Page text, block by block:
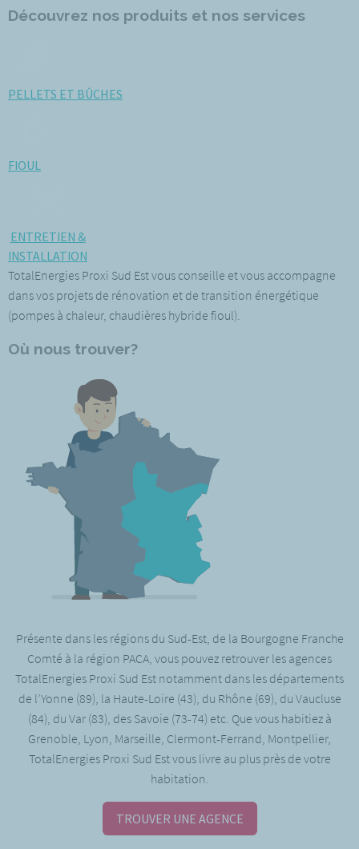
Découvrez nos produits et nos services
PELLETS ET BÛCHES
FIOUL
ENTRETIEN &
INSTALLATION
TotalEnergies Proxi Sud Est vous conseille et vous accompagne
dans vos projets de rénovation et de transition énergétique
(pompes à chaleur, chaudières hybride fioul).
Où nous trouver?
Présente dans les régions du Sud-Est, de la Bourgogne Franche
Comté à la région PACA, vous pouvez retrouver les agences
TotalEnergies Proxi Sud Est notamment dans les départements
de l’Yonne (89), la Haute-Loire (43), du Rhône (69), du Vaucluse
(84), du Var (83), des Savoie (73-74) etc. Que vous habitiez à
Grenoble, Lyon, Marseille, Clermont-Ferrand, Montpellier,
TotalEnergies Proxi Sud Est vous livre au plus près de votre
habitation.
TROUVER UNE AGENCE